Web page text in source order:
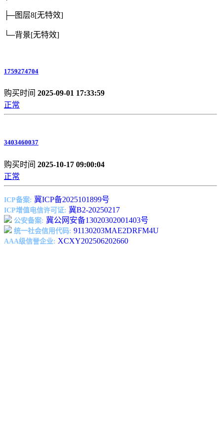
├─图层8[无特效]
└─背景[无特效]
1759274704
购买时间 2025-09-01 17:33:59
正常
3403460037
购买时间 2025-10-17 09:00:04
正常
ICP备案: 冀ICP备2025101899号
ICP增值电信许可证: 冀B2-20250217
公安备案: 冀公网安备13020302001403号
统一社会信用代码: 91130203MAE2DRFM4U
AAA级信誉企业: XCXY202506202660